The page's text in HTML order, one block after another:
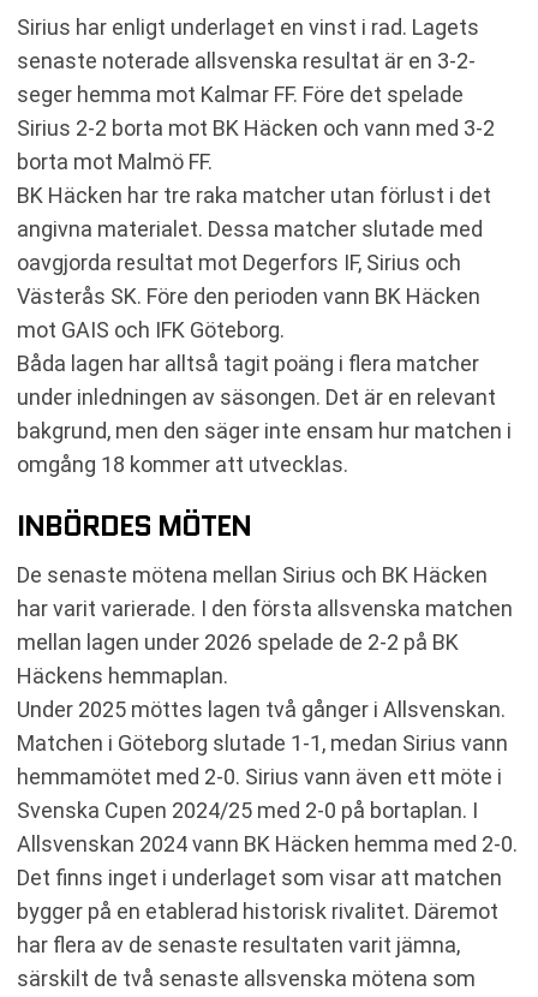
Sirius har enligt underlaget en vinst i rad. Lagets
senaste noterade allsvenska resultat är en 3-2-
seger hemma mot Kalmar FF. Före det spelade
Sirius 2-2 borta mot BK Häcken och vann med 3-2
borta mot Malmö FF.
BK Häcken har tre raka matcher utan förlust i det
angivna materialet. Dessa matcher slutade med
oavgjorda resultat mot Degerfors IF, Sirius och
Västerås SK. Före den perioden vann BK Häcken
mot GAIS och IFK Göteborg.
Båda lagen har alltså tagit poäng i flera matcher
under inledningen av säsongen. Det är en relevant
bakgrund, men den säger inte ensam hur matchen i
omgång 18 kommer att utvecklas.
INBÖRDES MÖTEN
De senaste mötena mellan Sirius och BK Häcken
har varit varierade. I den första allsvenska matchen
mellan lagen under 2026 spelade de 2-2 på BK
Häckens hemmaplan.
Under 2025 möttes lagen två gånger i Allsvenskan.
Matchen i Göteborg slutade 1-1, medan Sirius vann
hemmamötet med 2-0. Sirius vann även ett möte i
Svenska Cupen 2024/25 med 2-0 på bortaplan. I
Allsvenskan 2024 vann BK Häcken hemma med 2-0.
Det finns inget i underlaget som visar att matchen
bygger på en etablerad historisk rivalitet. Däremot
har flera av de senaste resultaten varit jämna,
särskilt de två senaste allsvenska mötena som